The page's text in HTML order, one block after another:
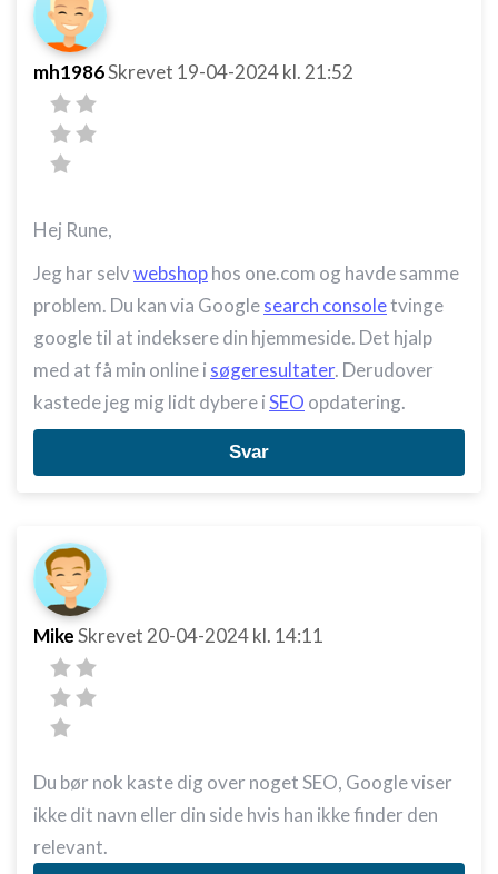
mh1986Skrevet 19-04-2024kl. 21:52
Hej Rune,
Jeg har selvwebshophos one.com og havde samme
problem. Du kan via Googlesearch consoletvinge
google til at indeksere din hjemmeside. Det hjalp
med at få min online i søgeresultater. Derudover
kastede jeg mig lidt dybere iSEO opdatering.
Svar
MikeSkrevet 20-04-2024kl. 14:11
Du bør nok kaste dig over noget SEO, Google viser
ikke dit navn eller din side hvis han ikke finder den
relevant.